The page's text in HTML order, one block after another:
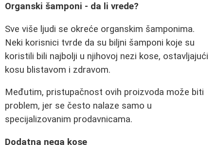
Organski šamponi - da li vrede?
Sve više ljudi se okreće organskim šamponima.
Neki korisnici tvrde da su biljni šamponi koje su
koristili bili najbolji u njihovoj nezi kose, ostavljajući
kosu blistavom i zdravom.
Međutim, pristupačnost ovih proizvoda može biti
problem, jer se često nalaze samo u
specijalizovanim prodavnicama.
Dodatna nega kose